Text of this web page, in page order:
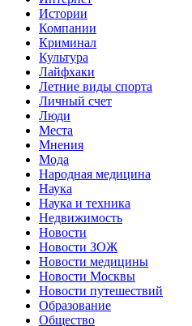
Истории
Компании
Криминал
Культура
Лайфхаки
Летние виды спорта
Личный счет
Люди
Места
Мнения
Мода
Народная медицина
Наука
Наука и техника
Недвижимость
Новости
Новости ЗОЖ
Новости медицины
Новости Москвы
Новости путешествий
Образование
Общество